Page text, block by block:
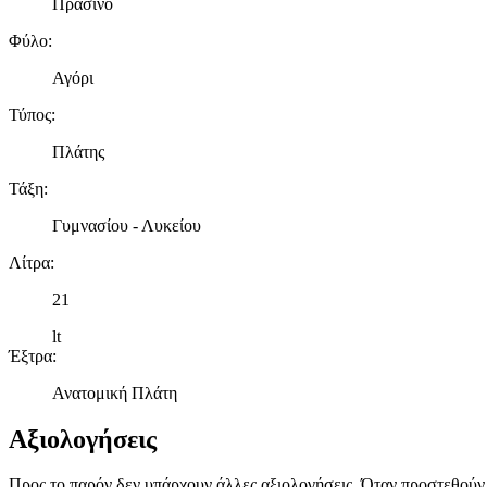
Φύλο:
Αγόρι
Τύπος:
Πλάτης
Τάξη:
Γυμνασίου - Λυκείου
Λίτρα:
21
lt
Έξτρα:
Ανατομική Πλάτη
Αξιολογήσεις